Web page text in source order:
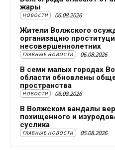
жары
НОВОСТИ 06.08.2026
Жители Волжского
организацию
несовершеннолетних
ГЛАВНЫЕ НОВОСТИ 06.08.2026
В семи малых городах
области обновлены
пространства
НОВОСТИ 06.08.2026
В Волжском вандалы
похищенного и
суслика
ГЛАВНЫЕ НОВОСТИ 05.08.2026